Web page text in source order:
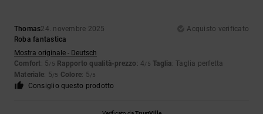
Thomas24. novembre 2025
Acquisto verificato
Roba fantastica
Mostra originale - Deutsch
Comfort: 5/5 Rapporto qualità-prezzo : 4/5 Taglia: Taglia perfetta
Materiale: 5/5 Colore: 5/5
Consiglio questo prodotto